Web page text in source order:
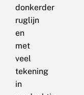
donkerder
ruglijn
en
met
veel
tekening
in